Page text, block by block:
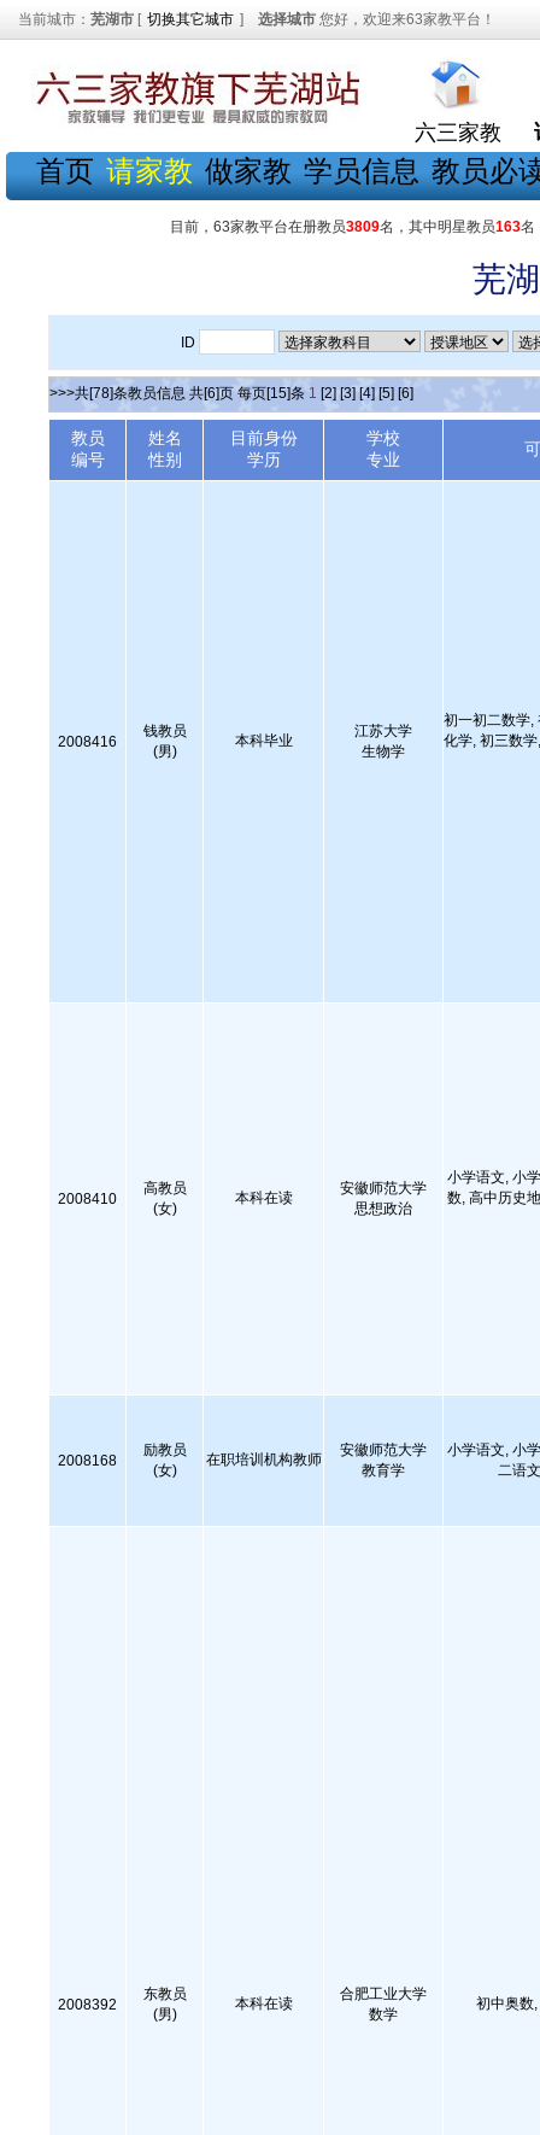
当前城市： 芜湖市 [ 切换其它城市 ] 选择城市 您好，欢迎来63家教平台！
六三家教
首页 请家教 做家教 学员信息 教员必
目前，63家教平台在册教员3809名，其中明星教员163名
芜
ID
>>>共[78]条教员信息 共[6]页 每页[15]条 1 [2] [3] [4] [5] [6]
教员
编号
姓名
性别
目前身份
学历
学校
专业
2008416
钱教员
(男)
本科毕业
江苏大学
生物学
初一初二数学,
化学, 初三数
2008410
高教员
(女)
本科在读
安徽师范大学
思想政治
小学语文, 小
数, 高中历史
2008168
励教员
(女)
在职培训机构教师
安徽师范大学
教育学
小学语文, 小
二语
2008392
东教员
(男)
本科在读
合肥工业大学
数学
初中奥数